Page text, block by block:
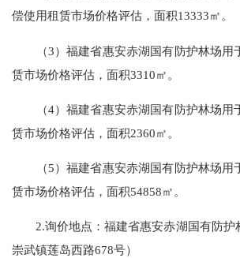
偿使用租赁市场价格评估，面积13333㎡。
（3）福建省惠安赤湖国有防护林场用
赁市场价格评估，面积3310㎡。
（4）福建省惠安赤湖国有防护林场用
赁市场价格评估，面积2360㎡。
（5）福建省惠安赤湖国有防护林场用
赁市场价格评估，面积54858㎡。
2.询价地点：福建省惠安赤湖国有防护
崇武镇莲岛西路678号）